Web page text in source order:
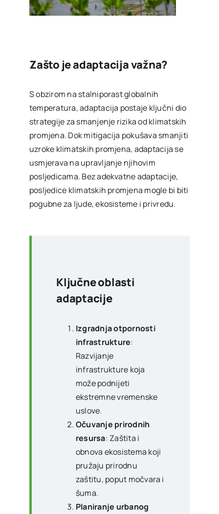
Zašto je adaptacija važna?
S obzirom na stalniporast globalnih
temperatura, adaptacija postaje ključni dio
strategije za smanjenje rizika od klimatskih
promjena. Dok mitigacija pokušava smanjiti
uzroke klimatskih promjena, adaptacija se
usmjerava na upravljanje njihovim
posljedicama. Bez adekvatne adaptacije,
posljedice klimatskih promjena mogle bi biti
pogubne za ljude, ekosisteme i privredu.
Ključne oblasti
adaptacije
Izgradnja otpornosti
infrastrukture:
Razvijanje
infrastrukture koja
može podnijeti
ekstremne vremenske
uslove.
Očuvanje prirodnih
resursa: Zaštita i
obnova ekosistema koji
pružaju prirodnu
zaštitu, poput močvara i
šuma.
Planiranje urbanog